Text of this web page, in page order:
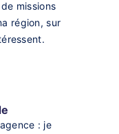
missions
région, sur
: je